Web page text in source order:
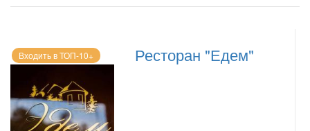
Входить в ТОП-10+ Ресторан "Едем"